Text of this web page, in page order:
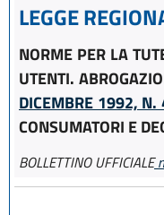
LEGGE
NORME PER LA
UTENTI.
DICEMBRE 1992, N.
CONSUMATORI E
BOLLETTINO UFFICIALE